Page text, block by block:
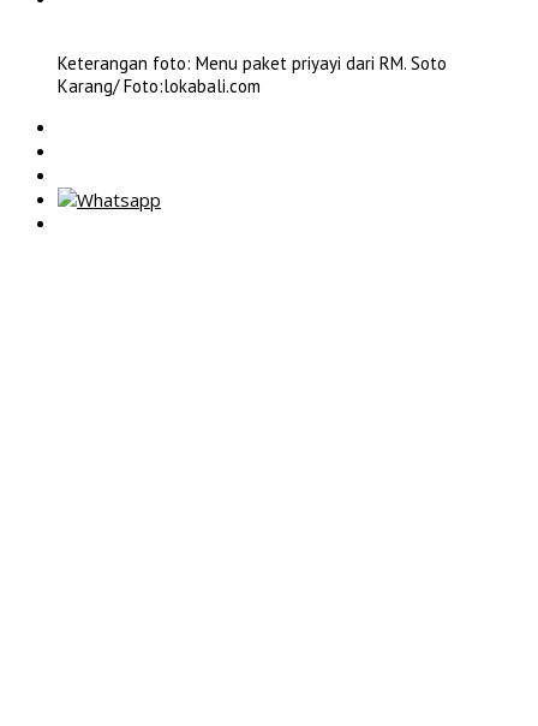
Keterangan foto: Menu paket priyayi dari RM. Soto
Karang/ Foto:lokabali.com